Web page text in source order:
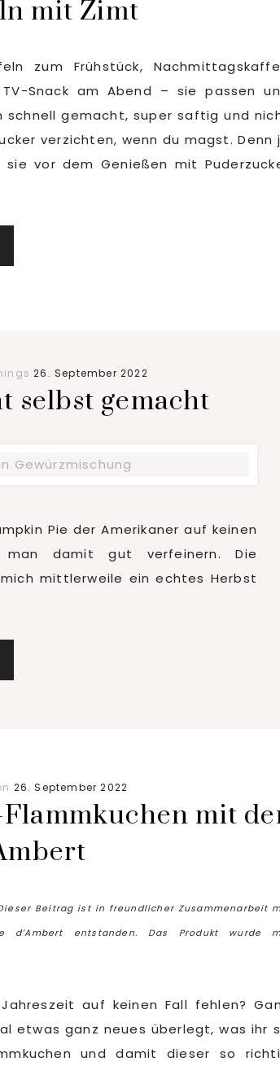
mit Zimt
zum Frühstück,
Snack am Abend – sie passen
schnell gemacht, super saftig und
verzichten, wenn du magst. Denn
vor dem Genießen mit
26. September 2022
selbst gemacht
Pie der Amerikaner auf keinen
man damit gut verfeinern. Die
mittlerweile ein echtes Herbst
ganz
leicht
26. September 2022
mit
Beitrag ist in freundlicher Zusammenarbeit
d’Ambert entstanden. Das Produkt wurde
auf keinen Fall fehlen?
etwas ganz neues überlegt, was ihr
und damit dieser so